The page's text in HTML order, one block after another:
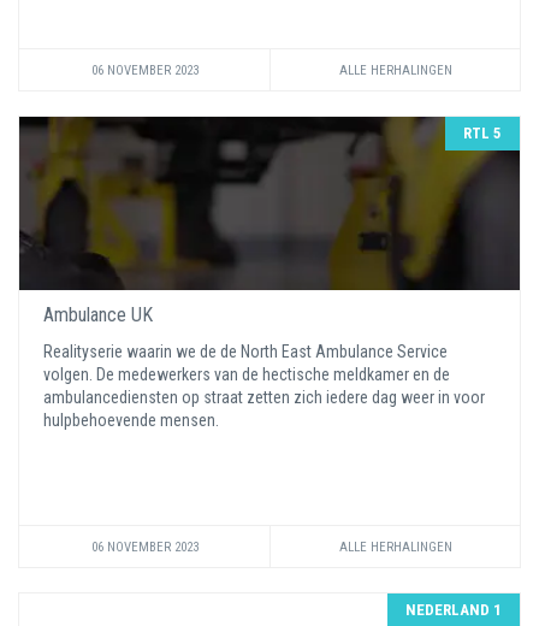
06 NOVEMBER 2023 ALLE HERHALINGEN
RTL 5
Ambulance UK
Realityserie waarin we de de North East Ambulance Service
volgen. De medewerkers van de hectische meldkamer en de
ambulancediensten op straat zetten zich iedere dag weer in voor
hulpbehoevende mensen.
06 NOVEMBER 2023 ALLE HERHALINGEN
NEDERLAND 1